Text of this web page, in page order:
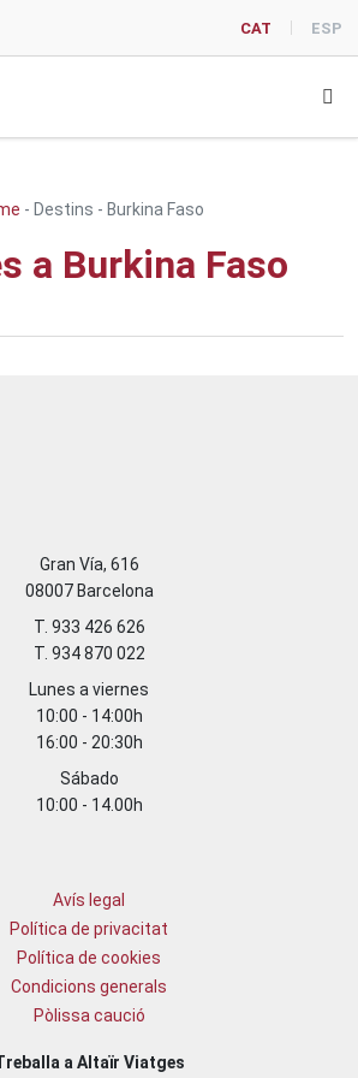
CAT ESP
- Destins - Burkina Faso
a Burkina Faso
Gran Vía, 616
08007 Barcelona
T. 933 426 626
T. 934 870 022
Lunes a viernes
10:00 - 14:00h
16:00 - 20:30h
Sábado
10:00 - 14.00h
Avís legal
Política de privacitat
Política de cookies
Condicions generals
Pòlissa caució
a Altaïr Viatges